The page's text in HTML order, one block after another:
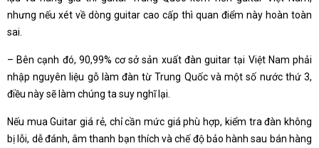
nhưng nếu xét về dòng guitar cao cấp thì quan điểm này hoàn toàn
sai.
– Bên cạnh đó, 90,99% cơ sở sản xuất đàn guitar tại Việt Nam phải
nhập nguyên liệu gỗ làm đàn từ Trung Quốc và một số nước thứ 3,
điều này sẽ làm chúng ta suy nghĩ lại.
Nếu mua Guitar giá rẻ, chỉ cần mức giá phù hợp, kiểm tra đàn không
bị lỗi, dễ đánh, âm thanh bạn thích và chế độ bảo hành sau bán hàng